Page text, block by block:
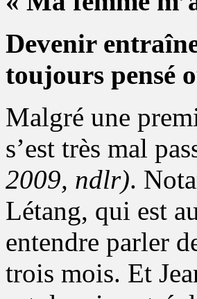
Devenir
toujours pensé
Malgré une
s’est très mal
2009, ndlr).
Létang, qui est
entendre parler
trois mois. Et